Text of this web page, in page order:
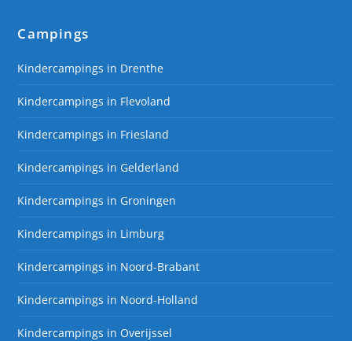
Campings
Kindercampings in Drenthe
Kindercampings in Flevoland
Kindercampings in Friesland
Kindercampings in Gelderland
Kindercampings in Groningen
Kindercampings in Limburg
Kindercampings in Noord-Brabant
Kindercampings in Noord-Holland
Kindercampings in Overijssel